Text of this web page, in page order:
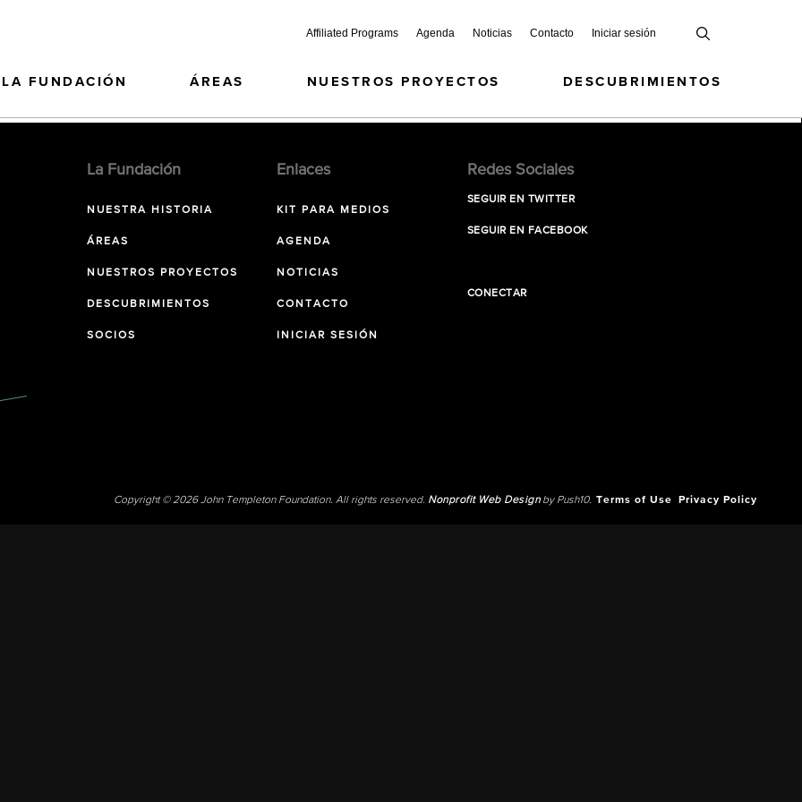
Affiliated Programs Agenda Noticias Contacto Iniciar sesión
LA FUNDACIÓN ÁREAS NUESTROS PROYECTOS DESCUBRIMIENTOS
La Fundación
NUESTRA HISTORIA
ÁREAS
NUESTROS PROYECTOS
DESCUBRIMIENTOS
SOCIOS
Enlaces
KIT PARA MEDIOS
AGENDA
NOTICIAS
CONTACTO
INICIAR SESIÓN
Redes Sociales
SEGUIR EN TWITTER
SEGUIR EN FACEBOOK
CONECTAR
Copyright © 2026 John Templeton Foundation. All rights reserved. Nonprofit Web Designby Push10. Terms of Use Privacy Policy